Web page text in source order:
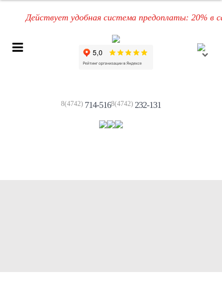
Действует удобная система предоплаты: 20% в
8(4742) 714-5168(4742) 232-131